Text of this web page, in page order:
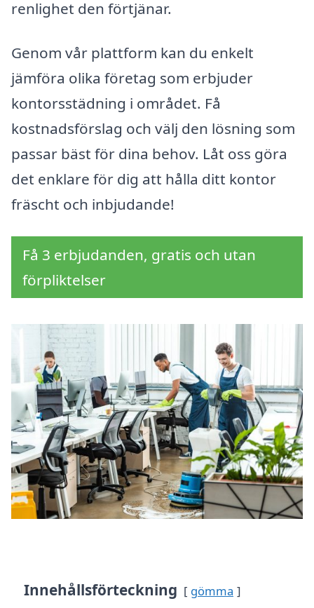
renlighet den förtjänar.
Genom vår plattform kan du enkelt
jämföra olika företag som erbjuder
kontorsstädning i området. Få
kostnadsförslag och välj den lösning som
passar bäst för dina behov. Låt oss göra
det enklare för dig att hålla ditt kontor
fräscht och inbjudande!
Få 3 erbjudanden, gratis och utan
förpliktelser
Innehållsförteckning gömma